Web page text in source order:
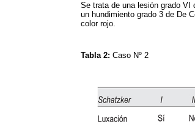
Se trata de una lesión grado
un hundimiento grado 3 de De
color rojo.
Tabla 2: Caso Nº 2